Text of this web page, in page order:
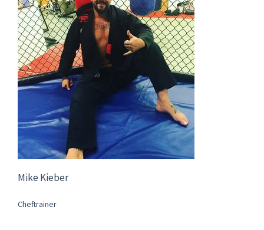
Mike Kieber
Cheftrainer